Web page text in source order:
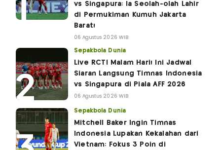
vs Singapura: Ia Seolah-olah Lahir
di Permukiman Kumuh Jakarta
Barat!
06 Agustus 2026 WIB
Sepakbola Dunia
Live RCTI Malam Hari! Ini Jadwal
Siaran Langsung Timnas Indonesia
vs Singapura di Piala AFF 2026
06 Agustus 2026 WIB
Sepakbola Dunia
Mitchell Baker Ingin Timnas
Indonesia Lupakan Kekalahan dari
Vietnam: Fokus 3 Poin di